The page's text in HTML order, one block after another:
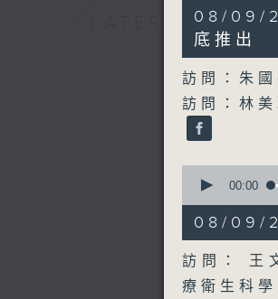
38
minutes,
20
seconds
08/09/
底推出
訪問：朱
訪問：林
seconds
18
minutes,
5
seconds
90%
00:00
08/09/
訪問： 王
療衛生科